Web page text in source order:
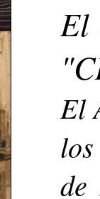
El
El
de